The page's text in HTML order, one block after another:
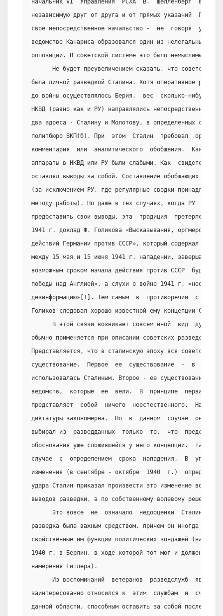
начальник VI  Управления  РСХА  В.  Шелленберг  в
независимую друг от друга и от прямых указаний
свое непосредственное начальство -  не  говоря  уже
ведомстве Канариса образовался один из нелегальных
оппозиции. В советской системе это было немыслимым.
Не будет преувеличением сказать, что советская
была личной разведкой Сталина. Хотя оперативное
до войны осуществлялось Берия,  вес  сколько-нибудь
НКВД (равно как и РУ) направлялись непосредственно
два адреса - Сталину и Молотову, в определенных
политбюро ВКП(б). При  этом  Сталин  требовал
комментария  или  аналитического  обобщения.  Как
аппараты в НКВД или РУ были слабыми. Как
оставлял выводы за собой. Составление обобщающих
(за исключением РУ, где регулярные сводки
методу работы). Но даже в тех случаях, когда РУ  по
предоставить свои выводы, эта  традиция  претерпела
1941 г. доклад Ф. Голикова «Высказывания,
действий Германии против СССР», который содержал все
между 15 мая и 15 июня 1941 г. нападении, завершался
возможным сроком начала действия против СССР  будет
победы над Англией», а слухи о войне 1941 г.
дезинформацию»[1]. Тем самым  в  противоречии  с
Голиков следовал хорошо известной ему концепции
В этой связи возникает совсем иной  вид
обычно применяется при описании советских
Представляется, что в сталинскую эпоху вся советская
существование.  Первое  ее  существование  -  в  той
использовалась Сталиным. Второе - ее существование в
ведомств,  которые  ее  вели.  В  принципе  первая
представляет  собой  ничего  неестественного.
диктатуры закономерна.  Но  в  данном  случае  она
выбирал из  разведданных  только  то,  что
обоснования уже сложившейся у него концепции.  Так
случае  с  определением  срока  нападения.  В
изменения (в сентябре - октябре  1940  г.)
удара Сталин приказал произвести это изменение
выводов разведки, а по собственному волевому решению.
Это вовсе  не  означало  недооценки  Сталиным
разведка была важным средством, причем он иногда
свойственные им функции политических зондажей
1940 г. в Берлин, в ходе которой тот мог и должен был
намерения Гитлера).
Из воспоминаний  ветеранов  разведслужб
заинтересованно относился к  этим  службам  и  считал
данной области, способным оставить за собой последнее